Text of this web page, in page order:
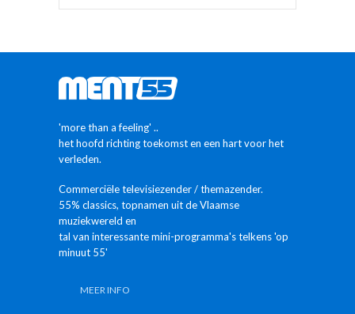
'more than a feeling' ..
het hoofd richting toekomst en een hart voor het
verleden.
Commerciële televisiezender / themazender.
55% classics, topnamen uit de Vlaamse
muziekwereld en
tal van interessante mini-programma's telkens 'op
minuut 55'
MEER INFO